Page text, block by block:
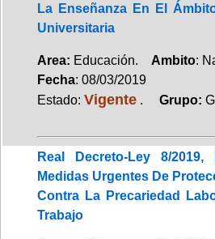
La Enseñanza En El
Universitaria
Area: Educación. Ambito:
Fecha: 08/03/2019
Estado: Vigente . Grupo:
Real Decreto-Ley 8/
Medidas Urgentes De
Contra La Precariedad
Trabajo